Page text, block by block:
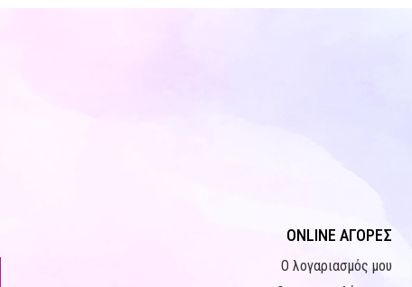
ONLINE ΑΓΟΡΕΣ
Ο λογαριασμός μου